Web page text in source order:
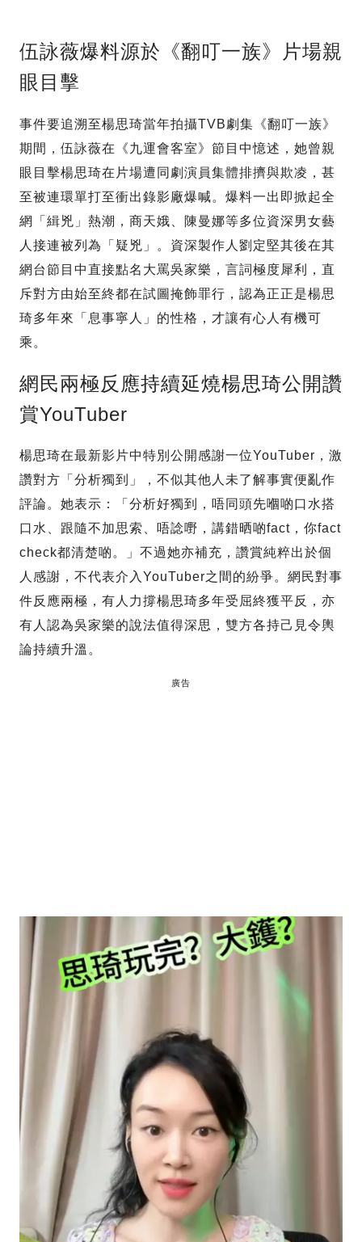
伍詠薇爆料源於《翻叮一族》片場親
眼目擊
事件要追溯至楊思琦當年拍攝TVB劇集《翻叮一族》
期間，伍詠薇在《九運會客室》節目中憶述，她曾親
眼目擊楊思琦在片場遭同劇演員集體排擠與欺凌，甚
至被連環單打至衝出錄影廠爆喊。爆料一出即掀起全
網「緝兇」熱潮，商天娥、陳曼娜等多位資深男女藝
人接連被列為「疑兇」。資深製作人劉定堅其後在其
網台節目中直接點名大罵吳家樂，言詞極度犀利，直
斥對方由始至終都在試圖掩飾罪行，認為正正是楊思
琦多年來「息事寧人」的性格，才讓有心人有機可
乘。
網民兩極反應持續延燒楊思琦公開讚
賞YouTuber
楊思琦在最新影片中特別公開感謝一位YouTuber，激
讚對方「分析獨到」，不似其他人未了解事實便亂作
評論。她表示：「分析好獨到，唔同頭先嗰啲口水搭
口水、跟隨不加思索、唔諗嘢，講錯晒啲fact，你fact
check都清楚啲。」不過她亦補充，讚賞純粹出於個
人感謝，不代表介入YouTuber之間的紛爭。網民對事
件反應兩極，有人力撐楊思琦多年受屈終獲平反，亦
有人認為吳家樂的說法值得深思，雙方各持己見令輿
論持續升溫。
廣告